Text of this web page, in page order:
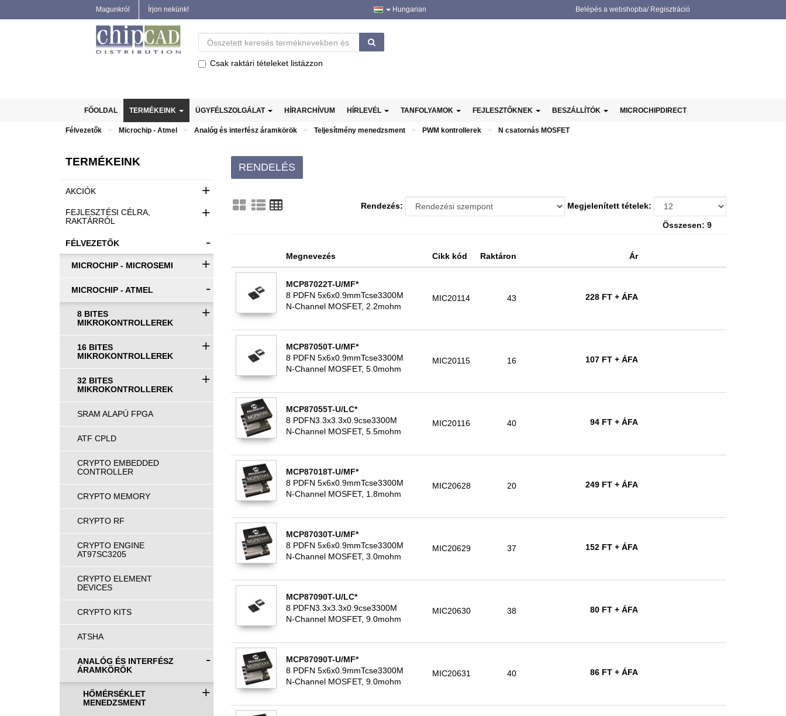
Magunkról Írjon nekünk! Hungarian Belépés a webshopba/ Regisztráció
Csak raktári tételeket listázzon
FŐOLDAL TERMÉKEINK ÜGYFÉLSZOLGÁLAT HÍRARCHÍVUM HÍRLEVÉL TANFOLYAMOK FEJLESZTŐKNEK BESZÁLLÍTÓK MICROCHIPDIRECT
Félvezetők Microchip - Atmel Analóg és interfész áramkörök Teljesítmény menedzsment PWM kontrollerek N csatornás MOSFET
TERMÉKEINK
AKCIÓK +
FEJLESZTÉSI CÉLRA,
RAKTÁRRÓL
+
FÉLVEZETŐK -
MICROCHIP - MICROSEMI +
MICROCHIP - ATMEL -
8 BITES
MIKROKONTROLLEREK
+
16 BITES
MIKROKONTROLLEREK
+
32 BITES
MIKROKONTROLLEREK
+
SRAM ALAPÚ FPGA
ATF CPLD
CRYPTO EMBEDDED
CONTROLLER
CRYPTO MEMORY
CRYPTO RF
CRYPTO ENGINE
AT97SC3205
CRYPTO ELEMENT
DEVICES
CRYPTO KITS
ATSHA
ANALÓG ÉS INTERFÉSZ
ÁRAMKÖRÖK
-
HŐMÉRSÉKLET
MENEDZSMENT
+
RENDELÉS
Rendezés: Megjelenített tételek:
Összesen: 9
Megnevezés Cikk kód Raktáron Ár
MCP87022T-U/MF*
8 PDFN 5x6x0.9mmTcse3300M
N-Channel MOSFET, 2.2mohm
MIC20114 43 228 FT + ÁFA
MCP87050T-U/MF*
8 PDFN 5x6x0.9mmTcse3300M
N-Channel MOSFET, 5.0mohm
MIC20115 16 107 FT + ÁFA
MCP87055T-U/LC*
8 PDFN3.3x3.3x0.9cse3300M
N-Channel MOSFET, 5.5mohm
MIC20116 40 94 FT + ÁFA
MCP87018T-U/MF*
8 PDFN 5x6x0.9mmTcse3300M
N-Channel MOSFET, 1.8mohm
MIC20628 20 249 FT + ÁFA
MCP87030T-U/MF*
8 PDFN 5x6x0.9mmTcse3300M
N-Channel MOSFET, 3.0mohm
MIC20629 37 152 FT + ÁFA
MCP87090T-U/LC*
8 PDFN3.3x3.3x0.9cse3300M
N-Channel MOSFET, 9.0mohm
MIC20630 38 80 FT + ÁFA
MCP87090T-U/MF*
8 PDFN 5x6x0.9mmTcse3300M
N-Channel MOSFET, 9.0mohm
MIC20631 40 86 FT + ÁFA